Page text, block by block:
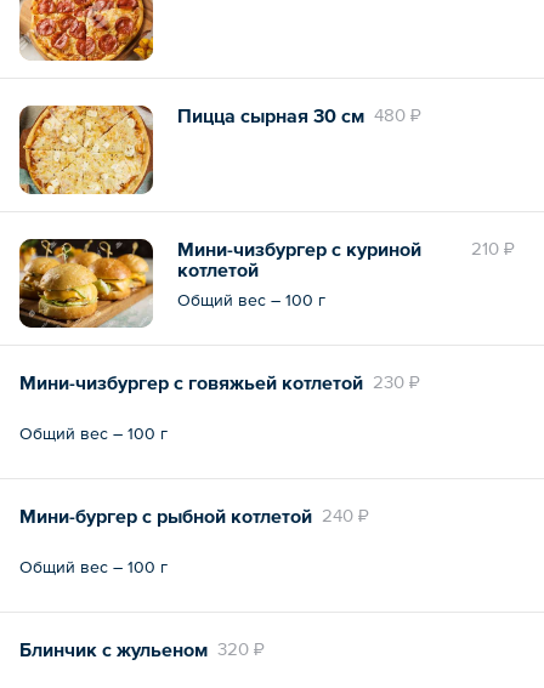
480 ₽
Пицца сырная 30 см
210 ₽
Мини-чизбургер с куриной
котлетой
Общий вес – 100 г
230 ₽
Мини-чизбургер с говяжьей котлетой
Общий вес – 100 г
240 ₽
Мини-бургер с рыбной котлетой
Общий вес – 100 г
320 ₽
Блинчик с жульеном